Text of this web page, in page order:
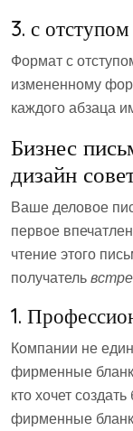
3. с отступом
Формат с
измененному
каждого абзаца
Бизнес
дизайн
Ваше деловое
первое
чтение этого
получатель
1.
Компании не
фирменные
кто хочет
фирменные